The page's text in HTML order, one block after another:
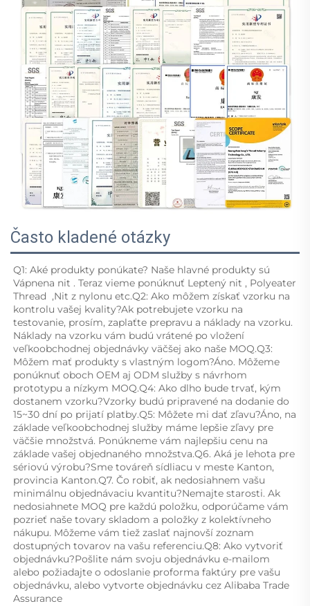
Často kladené otázky
Vápnena nit . Teraz vieme ponúknuť Leptený nit , Polyeater
Thread ,Nit z nylonu etc.Q2: Ako môžem získať vzorku na
kontrolu vašej kvality?Ak potrebujete vzorku na
testovanie, prosím, zaplaťte prepravu a náklady na vzorku.
Náklady na vzorku vám budú vrátené po vložení
veľkoobchodnej objednávky väčšej ako naše MOQ.Q3:
Môžem mať produkty s vlastným logom?Áno. Môžeme
ponúknuť oboch OEM aj ODM služby s návrhom
prototypu a nízkym MOQ.Q4: Ako dlho bude trvať, kým
dostanem vzorku?Vzorky budú pripravené na dodanie do
15~30 dní po prijatí platby.Q5: Môžete mi dať zľavu?Áno, na
základe veľkoobchodnej služby máme lepšie zľavy pre
väčšie množstvá. Ponúkneme vám najlepšiu cenu na
základe vašej objednaného množstva.Q6. Aká je lehota pre
sériovú výrobu?Sme továreň sídliacu v meste Kanton,
provincia Kanton.Q7. Čo robiť, ak nedosiahnem vašu
minimálnu objednávaciu kvantitu?Nemajte starosti. Ak
nedosiahnete MOQ pre každú položku, odporúčame vám
pozrieť naše tovary skladom a položky z kolektívneho
nákupu. Môžeme vám tiež zaslať najnovší zoznam
dostupných tovarov na vašu referenciu.Q8: Ako vytvoriť
objednávku?Pošlite nám svoju objednávku e-mailom
alebo požiadajte o odoslanie proforma faktúry pre vašu
objednávku, alebo vytvorte objednávku cez Alibaba Trade
Assurance